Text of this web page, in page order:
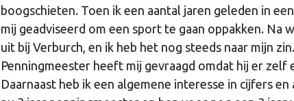
boogschieten. Toen ik een aantal jaren geleden in
mij geadviseerd om een sport te gaan oppakken. Na
uit bij Verburch, en ik heb het nog steeds naar mijn
Penningmeester heeft mij gevraagd omdat hij er zelf
Daarnaast heb ik een algemene interesse in cijfers